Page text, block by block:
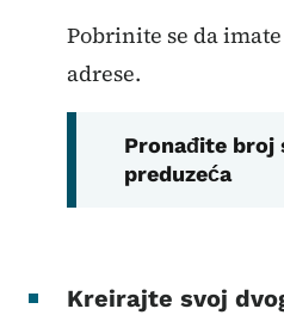
Pobrinite se da
adrese.
Pronađite broj
preduzeća
Kreirajte svoj